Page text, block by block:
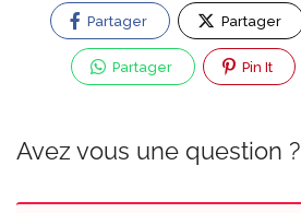
Partager Partager
Partager Pin It
Avez vous une question ?